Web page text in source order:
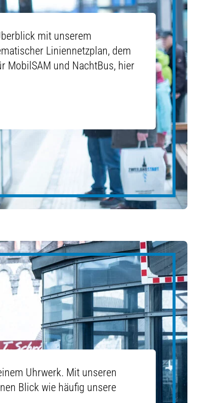
mit unserem
Liniennetzplan, dem
MobilSAM und NachtBus, hier
Uhrwerk. Mit unseren
Blick wie häufig unsere